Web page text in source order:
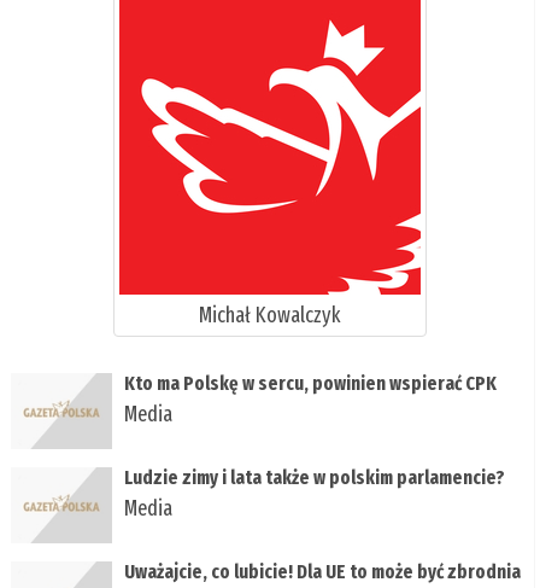
Michał Kowalczyk
Kto ma Polskę w sercu, powinien wspierać CPK
Media
Ludzie zimy i lata także w polskim parlamencie?
Media
Uważajcie, co lubicie! Dla UE to może być zbrodnia